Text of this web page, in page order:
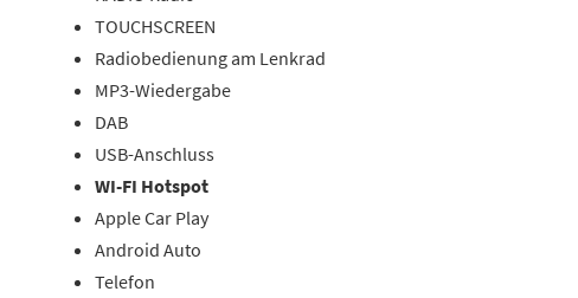
TOUCHSCREEN
Radiobedienung am Lenkrad
MP3-Wiedergabe
DAB
USB-Anschluss
WI-FI Hotspot
Apple Car Play
Android Auto
Telefon